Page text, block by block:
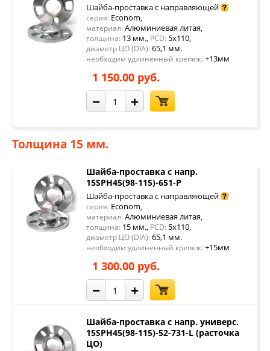
Шайба-проставка с направляющей
серия: Econom,
материал: Алюминиевая литая,
толщина: 13 мм., PCD: 5x110,
диаметр ЦО (DIA): 65,1 мм.
необходим удлиненный крепеж: +13мм
1 150.00 руб.
− +
Толщина 15 мм.
Шайба-проставка с напр.
15SPH45(98-115)-651-P
Шайба-проставка с направляющей
серия: Econom,
материал: Алюминиевая литая,
толщина: 15 мм., PCD: 5x110,
диаметр ЦО (DIA): 65,1 мм.
необходим удлиненный крепеж: +15мм
1 300.00 руб.
− +
Шайба-проставка с напр. универс.
15SPH45(98-115)-52-731-L (расточка
ЦО)